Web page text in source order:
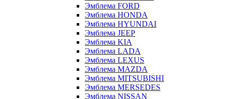
Эмблема FORD
Эмблема HONDA
Эмблема HYUNDAI
Эмблема JEEP
Эмблема KIA
Эмблема LADA
Эмблема LEXUS
Эмблема MAZDA
Эмблема MITSUBISHI
Эмблема MERSEDES
Эмблема NISSAN